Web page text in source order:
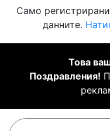
Само
данните.
Това
Поздравления!